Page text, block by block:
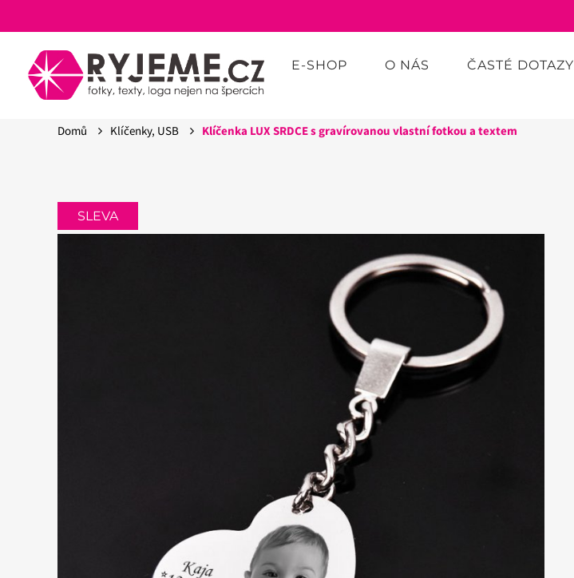
E-SHOP O NÁS ČASTÉ DOTAZY
Domů Klíčenky, USB Klíčenka LUX SRDCE s gravírovanou vlastní fotkou a textem
SLEVA